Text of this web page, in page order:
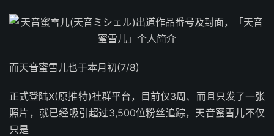
而天音蜜雪儿也于本月初(7/8)
正式登陆X(原推特)社群平台，目前仅3周、而且只发了一张
照片，就已经吸引超过3,500位粉丝追踪，天音蜜雪儿不仅
只是